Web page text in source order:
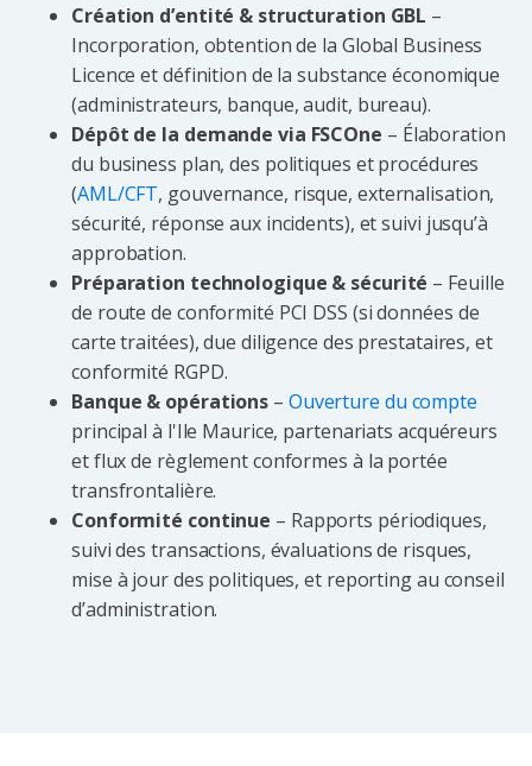
Création d’entité & structuration GBL –
Incorporation, obtention de la Global Business
Licence et définition de la substance économique
(administrateurs, banque, audit, bureau).
Dépôt de la demande via FSCOne – Élaboration
du business plan, des politiques et procédures
(AML/CFT, gouvernance, risque, externalisation,
sécurité, réponse aux incidents), et suivi jusqu’à
approbation.
Préparation technologique & sécurité – Feuille
de route de conformité PCI DSS (si données de
carte traitées), due diligence des prestataires, et
conformité RGPD.
Banque & opérations – Ouverture du compte
principal à l'Ile Maurice, partenariats acquéreurs
et flux de règlement conformes à la portée
transfrontalière.
Conformité continue – Rapports périodiques,
suivi des transactions, évaluations de risques,
mise à jour des politiques, et reporting au conseil
d’administration.